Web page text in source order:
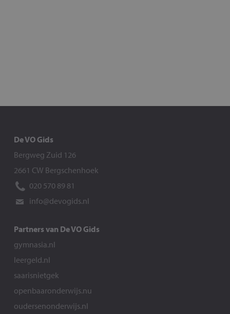
De VO Gids
Bergweg Zuid 126
2661 CW Bergschenhoek
020 570 89 81
info@devogids.nl
Partners van De VO Gids
gymnasia.nl
leergeld.nl
saarisnietgek
openbaaronderwijs.nu
oudersenonderwijs.nl